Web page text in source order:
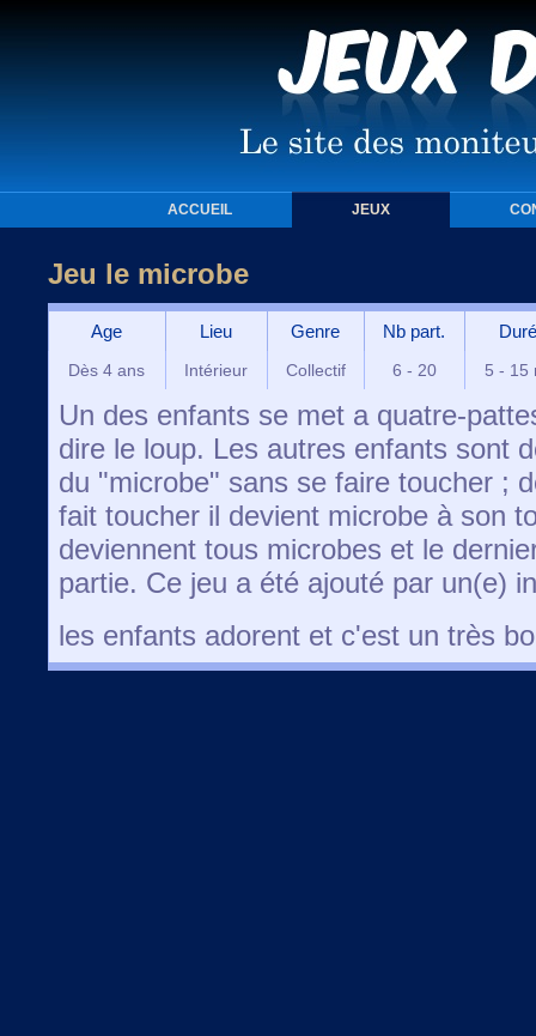
ACCUEIL JEUX
Jeu le microbe
Age Lieu Genre Nb part.
Dès 4 ans Intérieur Collectif 6 - 20 5 - 15
Un des enfants se met a quatre-
dire le loup. Les autres enfants sont
du "microbe" sans se faire toucher ;
fait toucher il devient microbe à son
deviennent tous microbes et le
partie. Ce jeu a été ajouté par un(e)
les enfants adorent et c'est un très